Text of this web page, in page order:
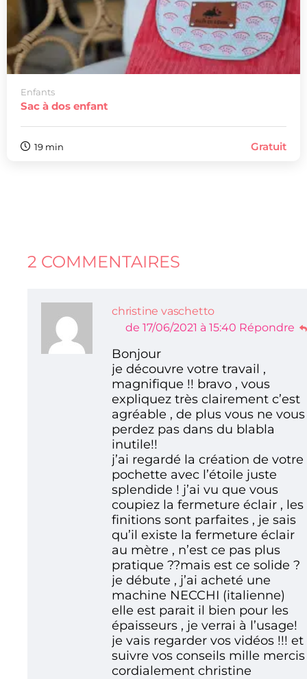
Enfants
Sac à dos enfant
19 min Gratuit
2 COMMENTAIRES
christine vaschetto
de 17/06/2021 à 15:40 Répondre
Bonjour
je découvre votre travail ,
magnifique !! bravo , vous
expliquez très clairement c’est
agréable , de plus vous ne vous
perdez pas dans du blabla
inutile!!
j’ai regardé la création de votre
pochette avec l’étoile juste
splendide ! j’ai vu que vous
coupiez la fermeture éclair , les
finitions sont parfaites , je sais
qu’il existe la fermeture éclair
au mètre , n’est ce pas plus
pratique ??mais est ce solide ?
je débute , j’ai acheté une
machine NECCHI (italienne)
elle est parait il bien pour les
épaisseurs , je verrai à l’usage!
je vais regarder vos vidéos !!! et
suivre vos conseils mille mercis
cordialement christine